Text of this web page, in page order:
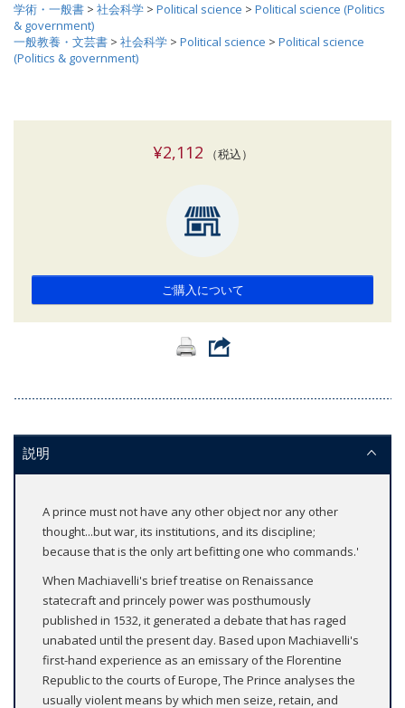
学術・一般書 > 社会科学 > Political science > Political science (Politics
& government)
一般教養・文芸書 > 社会科学 > Political science > Political science
(Politics & government)
¥2,112 （税込）
ご購入について
説明
A prince must not have any other object nor any other
thought...but war, its institutions, and its discipline;
because that is the only art befitting one who commands.'
When Machiavelli's brief treatise on Renaissance
statecraft and princely power was posthumously
published in 1532, it generated a debate that has raged
unabated until the present day. Based upon Machiavelli's
first-hand experience as an emissary of the Florentine
Republic to the courts of Europe, The Prince analyses the
usually violent means by which men seize, retain, and